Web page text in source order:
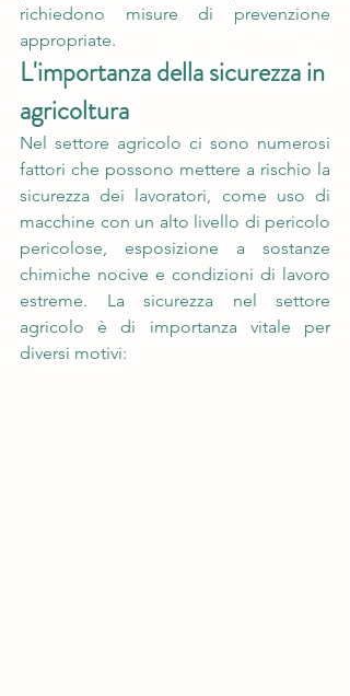
richiedono misure di prevenzione
appropriate.
L'importanza della sicurezza in
agricoltura
Nel settore agricolo ci sono numerosi
fattori che possono mettere a rischio la
sicurezza dei lavoratori, come uso di
macchine con un alto livello di pericolo
pericolose, esposizione a sostanze
chimiche nocive e condizioni di lavoro
estreme. La sicurezza nel settore
agricolo è di importanza vitale per
diversi motivi: